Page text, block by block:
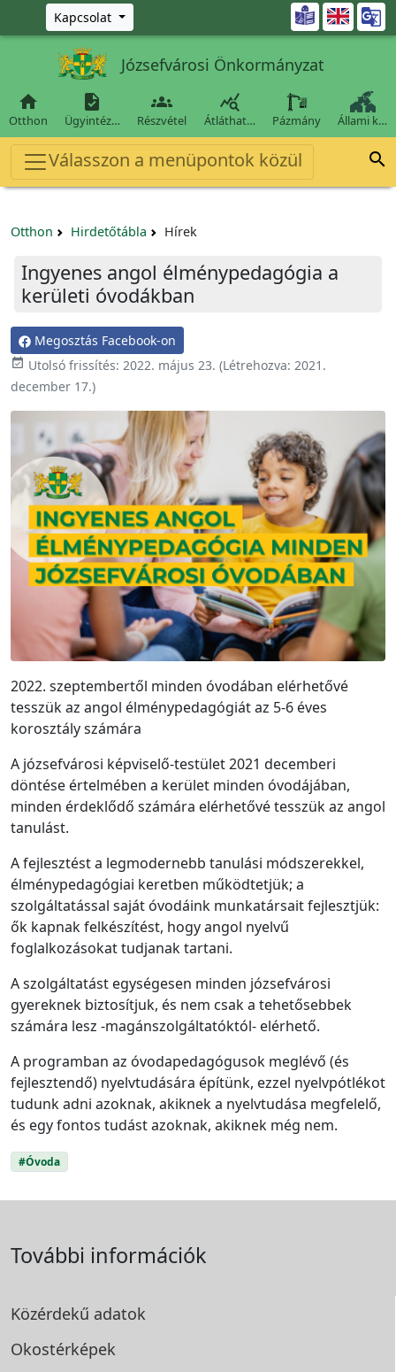
Ugrás a fő tartalomra
Kapcsolat 
Józsefvárosi Önkormányzat

Otthon

Ügyintéz…

Részvétel

Átláthat… Pázmány Állami k…
Válasszon a menüpontok közül 
Otthon Hirdetőtábla Hírek
Ingyenes angol élménypedagógia a
kerületi óvodákban
Megosztás Facebook-on
 Utolsó frissítés: 2022. május 23. (Létrehozva: 2021.
december 17.)
2022. szeptembertől minden óvodában elérhetővé
tesszük az angol élménypedagógiát az 5-6 éves
korosztály számára
A józsefvárosi képviselő-testület 2021 decemberi
döntése értelmében a kerület minden óvodájában,
minden érdeklődő számára elérhetővé tesszük az angol
tanulást.
A fejlesztést a legmodernebb tanulási módszerekkel,
élménypedagógiai keretben működtetjük; a
szolgáltatással saját óvodáink munkatársait fejlesztjük:
ők kapnak felkészítést, hogy angol nyelvű
foglalkozásokat tudjanak tartani.
A szolgáltatást egységesen minden józsefvárosi
gyereknek biztosítjuk, és nem csak a tehetősebbek
számára lesz -magánszolgáltatóktól- elérhető.
A programban az óvodapedagógusok meglévő (és
fejlesztendő) nyelvtudására építünk, ezzel nyelvpótlékot
tudunk adni azoknak, akiknek a nyelvtudása megfelelő,
és egy fontos tudást azoknak, akiknek még nem.
#Óvoda
További információk
Közérdekű adatok
Okostérképek